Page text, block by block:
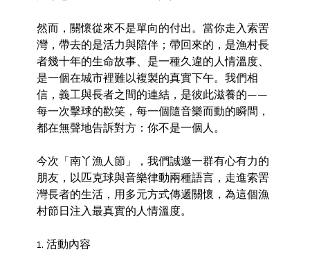
然而，關懷從來不是單向的付出。當你走入索罟
灣，帶去的是活力與陪伴；帶回來的，是漁村長
者幾十年的生命故事、是一種久違的人情溫度、
是一個在城市裡難以複製的真實下午。我們相
信，義工與長者之間的連結，是彼此滋養的——
每一次擊球的歡笑，每一個隨音樂而動的瞬間，
都在無聲地告訴對方：你不是一個人。
今次「南丫漁人節」，我們誠邀一群有心有力的
朋友，以匹克球與音樂律動兩種語言，走進索罟
灣長者的生活，用多元方式傳遞關懷，為這個漁
村節日注入最真實的人情溫度。
1. 活動內容